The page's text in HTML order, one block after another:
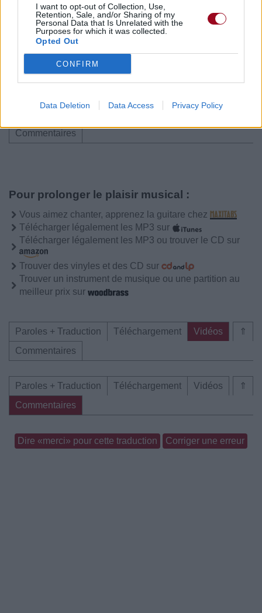
I want to opt-out of Collection, Use,
Retention, Sale, and/or Sharing of my
Personal Data that Is Unrelated with the
Purposes for which it was collected.
Opted Out
CONFIRM
Data Deletion Data Access Privacy Policy
Publié parVisa 247824 5 5 7
11h56.
Chanteurs :
Albums : Distant Satellites
Commentaires
Pour prolonger le plaisir musical :
Vous aimez chanter, apprenez la guitare chez
Télécharger légalement les MP3 sur
Télécharger légalement les MP3 ou trouver le CD sur
Trouver des vinyles et des CD sur
Trouver un instrument de musique ou une partition au
meilleur prix sur
⇑
Paroles + Traduction Téléchargement
Vidéos
Commentaires
⇑
Paroles + Traduction Téléchargement
Vidéos
Commentaires
Dire «merci» pour cette traduction Corriger une erreur